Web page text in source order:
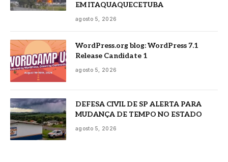
EM ITAQUAQUECETUBA
agosto 5, 2026
WordPress.org blog: WordPress 7.1
Release Candidate 1
agosto 5, 2026
DEFESA CIVIL DE SP ALERTA PARA
MUDANÇA DE TEMPO NO ESTADO
agosto 5, 2026